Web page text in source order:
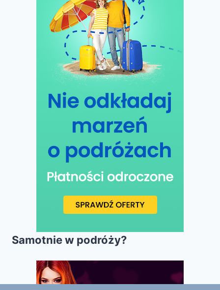
Samotnie w podróży?